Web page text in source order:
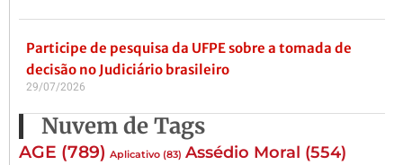
Participe de pesquisa da UFPE sobre a tomada de
decisão no Judiciário brasileiro
29/07/2026
Nuvem de Tags
AGE (789) Aplicativo (83) Assédio Moral (554)